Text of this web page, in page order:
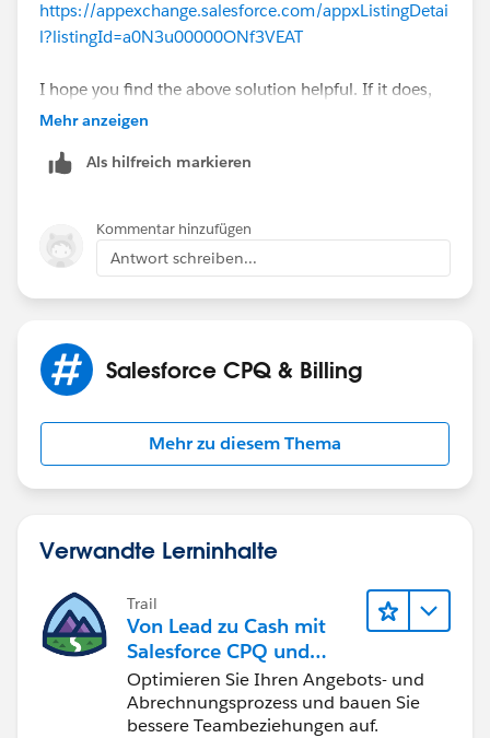
https://appexchange.salesforce.com/appxListingDetai
l?listingId=a0N3u00000ONf3VEAT
I hope you find the above solution helpful. If it does,
please mark it as the Best Answer to help others too.
Suraj Tripathi
Mehr anzeigen
Als hilfreich markieren
Kommentar hinzufügen
Antwort schreiben...
Salesforce CPQ & Billing
Mehr zu diesem Thema
Verwandte Lerninhalte
Trail
Von Lead zu Cash mit
Salesforce CPQ und
Billing
Optimieren Sie Ihren Angebots- und
Abrechnungsprozess und bauen Sie
bessere Teambeziehungen auf.